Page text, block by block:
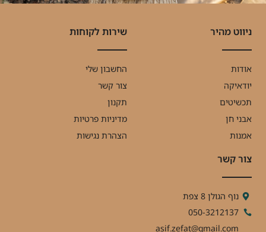
ניווט מהיר
אודות
יודאיקה
תכשיטים
אבני חן
אמנות
שירות לקוחות
החשבון שלי
צור קשר
תקנון
מדיניות פרטיות
הצהרת נגישות
צור קשר
נוף הגולן 8 צפת
050-3212137
asif.zefat@gmail.com